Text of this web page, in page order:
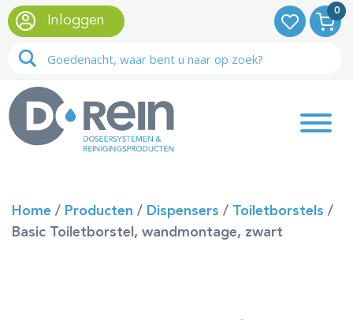
0
Inloggen
Home / Producten / Dispensers / Toiletborstels /
Basic Toiletborstel, wandmontage, zwart